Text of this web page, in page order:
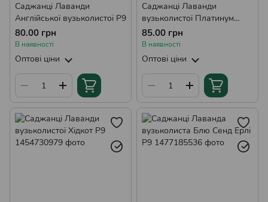
Саджанці Лаванди
Англійської вузьколистої Р9
80.00 грн
В наявності
Оптові ціни
Саджанці Лаванди
вузьколистої Платинум
Ніко Р9
85.00 грн
В наявності
Оптові ціни